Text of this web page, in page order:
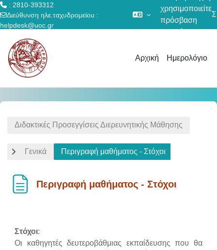
: 2810-393312
Διεύθυνση ηλε.ταχυδρομείου :
helpdesk@uoc.gr
χρησιμοποιείτε
πρόσβαση
επισκέπτη
Αρχική Ημερολόγιο
Διδακτικές Προσεγγίσεις Διερευνητικής Μάθησης
Γενικά Περιγραφή μαθήματος - Στόχοι
Περιγραφή μαθήματος - Στόχοι
Στόχοι:
Οι καθηγητές δευτεροβάθμιας εκπαίδευσης που θα